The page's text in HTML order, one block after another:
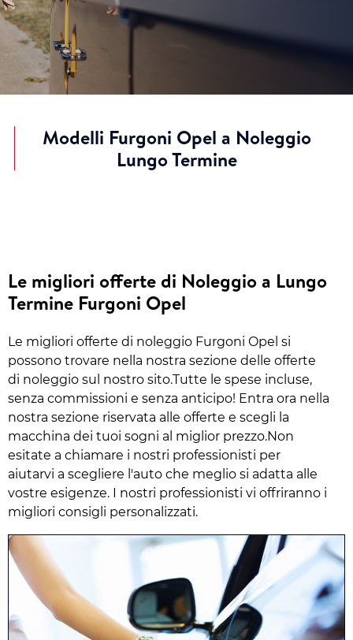
Modelli Furgoni Opel a Noleggio
Lungo Termine
Le migliori offerte di Noleggio a Lungo
Termine Furgoni Opel
Le migliori offerte di noleggio Furgoni Opel si
possono trovare nella nostra sezione delle offerte
di noleggio sul nostro sito.Tutte le spese incluse,
senza commissioni e senza anticipo! Entra ora nella
nostra sezione riservata alle offerte e scegli la
macchina dei tuoi sogni al miglior prezzo.Non
esitate a chiamare i nostri professionisti per
aiutarvi a scegliere l'auto che meglio si adatta alle
vostre esigenze. I nostri professionisti vi offriranno i
migliori consigli personalizzati.